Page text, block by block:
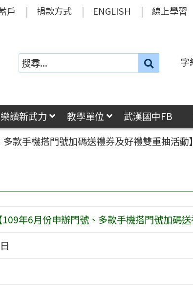
戶 捐款方式 ENGLISH 線上學習
搜
字
樂讀新武力 教學單位 武漢國中FB
款手機搭門號加碼送禮券及好禮雙重抽活動
年6月份申辦門號、多款手機搭門號加碼